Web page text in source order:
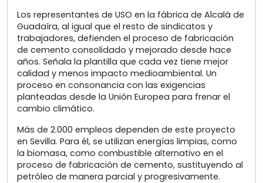
Los representantes de USO en la fábrica de Alcalá de
Guadaíra, al igual que el resto de sindicatos y
trabajadores, defienden el proceso de fabricación
de cemento consolidado y mejorado desde hace
años. Señala la plantilla que cada vez tiene mejor
calidad y menos impacto medioambiental. Un
proceso en consonancia con las exigencias
planteadas desde la Unión Europea para frenar el
cambio climático.
Más de 2.000 empleos dependen de este proyecto
en Sevilla. Para él, se utilizan energías limpias, como
la biomasa, como combustible alternativo en el
proceso de fabricación de cemento, sustituyendo al
petróleo de manera parcial y progresivamente.